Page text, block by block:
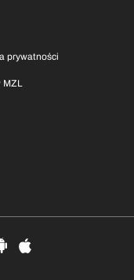
prywatności
MZL